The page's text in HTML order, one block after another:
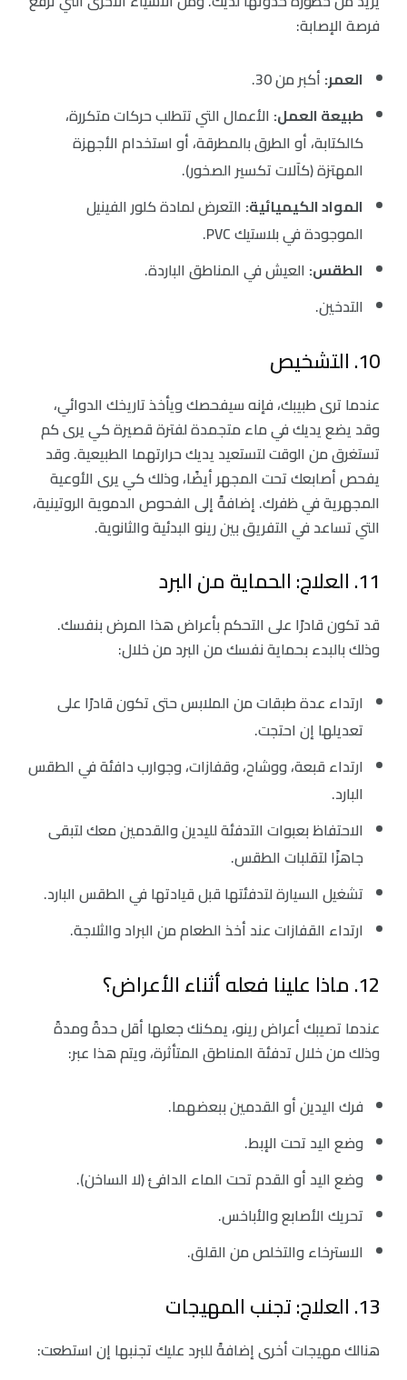
فرصة الإصابة:
العمر: أكبر من 30.
طبيعة العمل: الأعمال التي تتطلب حركات متكررة،
كالكتابة، أو الطرق بالمطرقة، أو استخدام الأجهزة
المهتزة (كآلات تكسير الصخور).
‏المواد الكيميائية: التعرض لمادة كلور الفينيل
الموجودة في بلاستيك PVC.
الطقس: العيش في المناطق الباردة.
‏التدخين.
10. التشخيص
عندما ترى طبيبك، فإنه سيفحصك ويأخذ تاريخك الدوائي،
وقد يضع يديك في ماء متجمدة لفترة قصيرة كي يرى كم
تستغرق من الوقت لتستعيد يديك حرارتهما الطبيعية. وقد
يفحص أصابعك تحت المجهر أيضًا، وذلك كي يرى الأوعية
المجهرية في ظفرك. إضافةً إلى الفحوص الدموية الروتينية،
التي تساعد في التفريق بين رينو البدئية والثانوية.
11. العلاج: الحماية من البرد
قد تكون قادرًا على التحكم بأعراض هذا المرض بنفسك.
وذلك بالبدء بحماية نفسك من البرد من خلال:
ارتداء عدة طبقات من الملابس حتى تكون قادرًا على
تعديلها إن احتجت.
‏ارتداء قبعة، ووشاح، وقفازات، وجوارب دافئة في الطقس
البارد.
‏الاحتفاظ بعبوات التدفئة لليدين والقدمين معك لتبقى
جاهزًا لتقلبات الطقس.
‏تشغيل السيارة لتدفئتها قبل قيادتها في الطقس البارد.
‏ارتداء القفازات عند أخذ الطعام من البراد والثلاجة.
12. ماذا علينا فعله أثناء الأعراض؟
عندما تصيبك أعراض رينو، يمكنك جعلها أقل حدةً ومدةً
وذلك من خلال تدفئة المناطق المتأثرة، ويتم هذا عبر:
فرك اليدين أو القدمين ببعضهما.
‏وضع اليد تحت الإبط.
‏وضع اليد أو القدم تحت الماء الدافئ (لا الساخن).
تحريك الأصابع والأباخس.
‏الاسترخاء والتخلص من القلق.
13. العلاج: تجنب المهيجات
هنالك مهيجات أخرى إضافةً للبرد عليك تجنبها إن استطعت: